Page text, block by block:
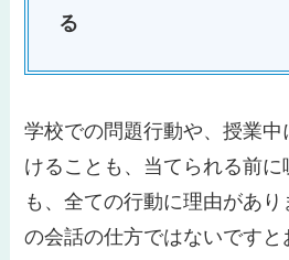
る
学校での問題行動や、授業
けることも、当てられる前に
も、全ての行動に理由があ
の会話の仕方ではないですと